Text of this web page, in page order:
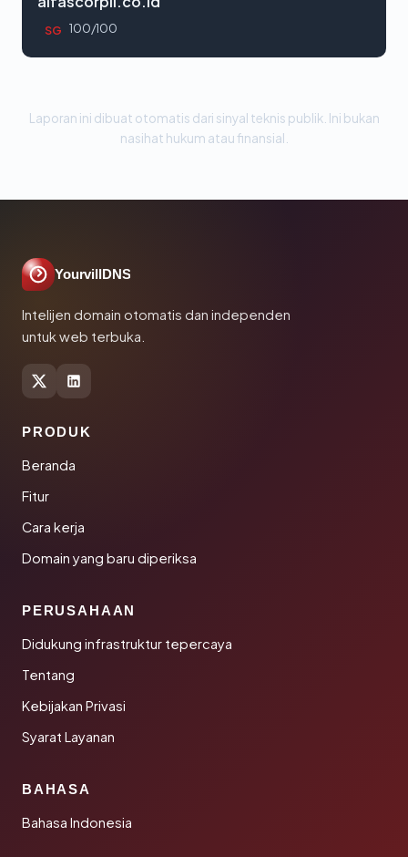
SG 100/100
Laporan ini dibuat otomatis dari sinyal teknis publik. Ini bukan
nasihat hukum atau finansial.
YourvillDNS
Intelijen domain otomatis dan independen
untuk web terbuka.
PRODUK
Beranda
Fitur
Cara kerja
Domain yang baru diperiksa
PERUSAHAAN
Didukung infrastruktur tepercaya
Tentang
Kebijakan Privasi
Syarat Layanan
BAHASA
Bahasa Indonesia